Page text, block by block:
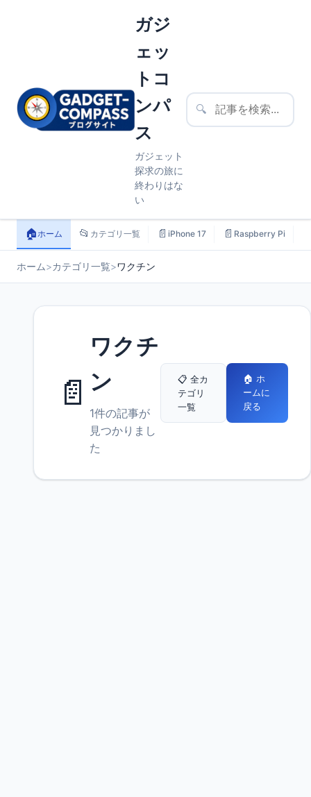
ガジ
ェッ
トコ
ンパ
ス
ガジェット
探求の旅に
終わりはな
い
🔍
🏠ホーム 📂 カテゴリ一覧 📄 iPhone 17 📄 Raspberry Pi
ホーム>カテゴリ一覧>ワクチン
📄
ワクチ
ン
1件の記事が
見つかりまし
た
📋 全カ
テゴリ
一覧
🏠 ホ
ームに
戻る